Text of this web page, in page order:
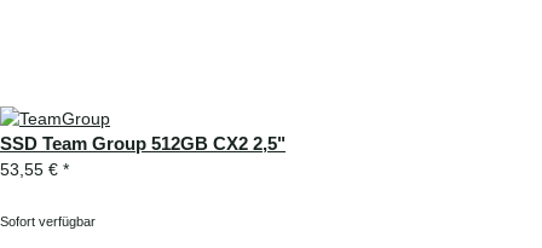
SSD Team Group 512GB CX2 2,5"
53,55 € *
Sofort verfügbar